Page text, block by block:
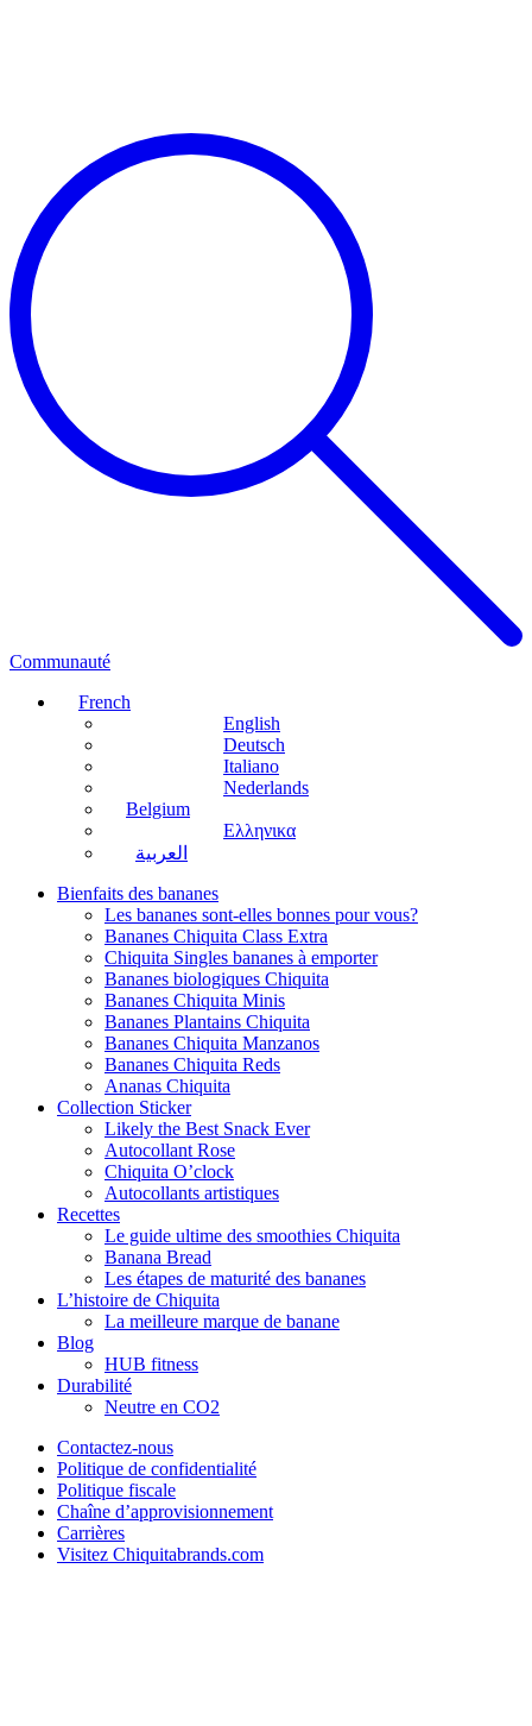
Communauté
French
English
Deutsch
Italiano
Nederlands
Belgium
Ελληνικα
العربية
Bienfaits des bananes
Les bananes sont-elles bonnes pour vous?
Bananes Chiquita Class Extra
Chiquita Singles bananes à emporter
Bananes biologiques Chiquita
Bananes Chiquita Minis
Bananes Plantains Chiquita
Bananes Chiquita Manzanos
Bananes Chiquita Reds
Ananas Chiquita
Collection Sticker
Likely the Best Snack Ever
Autocollant Rose
Chiquita O’clock
Autocollants artistiques
Recettes
Le guide ultime des smoothies Chiquita
Banana Bread
Les étapes de maturité des bananes
L’histoire de Chiquita
La meilleure marque de banane
Blog
HUB fitness
Durabilité
Neutre en CO2
Contactez-nous
Politique de confidentialité
Politique fiscale
Chaîne d’approvisionnement
Carrières
Visitez Chiquitabrands.com